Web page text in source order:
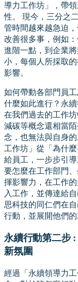
導力工作坊」，帶
性。 現今，三分之
管時間越來越急迫
改善很多事，例如
進階一點，到企業
小，每個人所採取
影響。
如何帶動各部門員
什麼如此進行？永
在我們過去的工作
減碳等概念還相當
念，也無法與自身
工作坊」從「為什
給員工，一步步引
要怎麼在工作部門
揮影響力，在工作
入工作，並傳達給
思科技的同仁們在
行動，並展開他們的
永續行動第二步
新氛圍
經過「永續領導力